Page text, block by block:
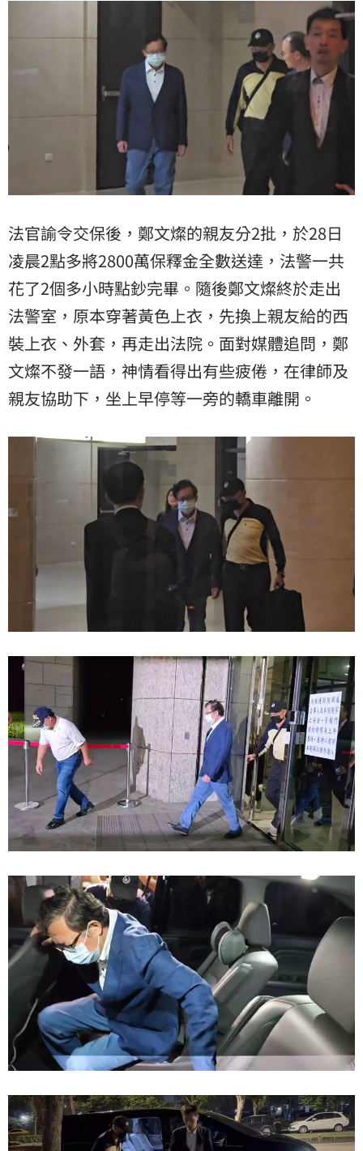
法官諭令交保後，鄭文燦的親友分2批，於28日
凌晨2點多將2800萬保釋金全數送達，法警一共
花了2個多小時點鈔完畢。隨後鄭文燦終於走出
法警室，原本穿著黃色上衣，先換上親友給的西
裝上衣、外套，再走出法院。面對媒體追問，鄭
文燦不發一語，神情看得出有些疲倦，在律師及
親友協助下，坐上早停等一旁的轎車離開。